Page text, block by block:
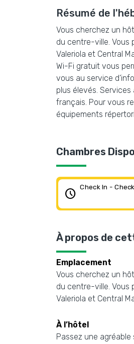
Résumé de
Vous cherchez un
du centre-ville. Vous
Valeriola et Central
Wi-Fi gratuit vous
vous au service
plus élevés. Services
français. Pour vous
équipements
Chambres
schedule Check In -
À propos de
Emplacement
Vous cherchez un
du centre-ville. Vous
Valeriola et Central
À l’hôtel
Passez une